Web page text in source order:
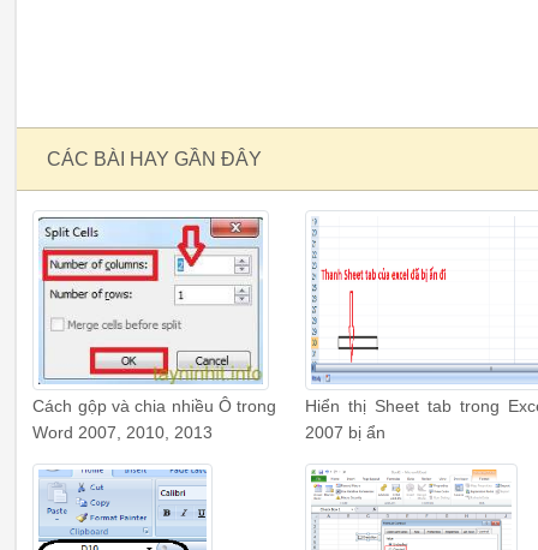
CÁC BÀI HAY GẦN ĐÂY
Cách gộp và chia nhiều Ô trong
Word 2007, 2010, 2013
Hiển thị Sheet tab trong
2007 bị ẩn